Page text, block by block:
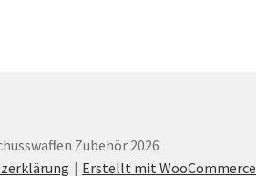
Zubehör 2026
Erstellt mit WooCommerce